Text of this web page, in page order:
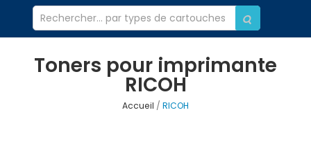
Toners pour imprimante
RICOH
Accueil RICOH